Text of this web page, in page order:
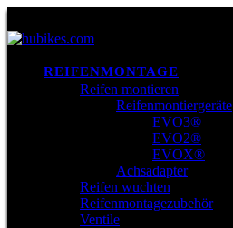
REIFENMONTAGE
Reifen montieren
Reifenmontiergeräte
EVO3®
EVO2®
EVOX®
Achsadapter
Reifen wuchten
Reifenmontagezubehör
Ventile